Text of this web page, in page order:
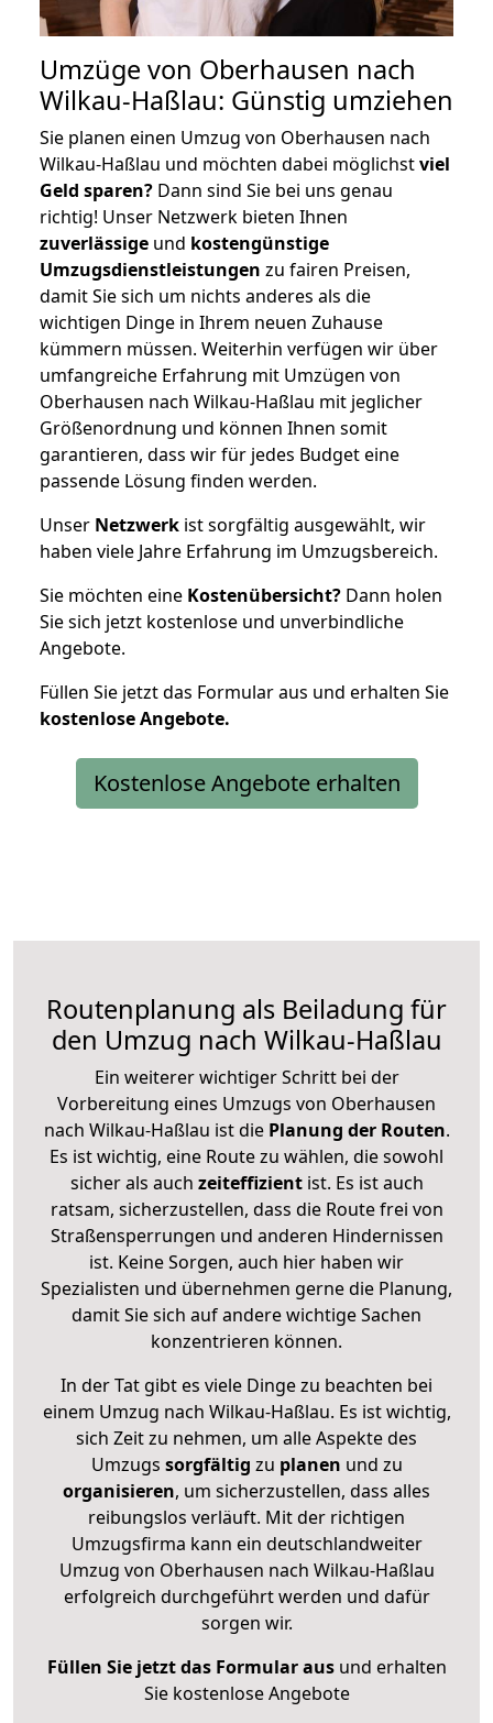
Umzüge von Oberhausen nach
Wilkau-Haßlau: Günstig umziehen
Sie planen einen Umzug von Oberhausen nach
Wilkau-Haßlau und möchten dabei möglichstviel
Geld sparen? Dann sind Sie bei uns genau
richtig! Unser Netzwerk bieten Ihnen
zuverlässige und kostengünstige
Umzugsdienstleistungen zu fairen Preisen,
damit Sie sich um nichts anderes als die
wichtigen Dinge in Ihrem neuen Zuhause
kümmern müssen. Weiterhin verfügen wir über
umfangreiche Erfahrung mit Umzügen von
Oberhausen nach Wilkau-Haßlau mit jeglicher
Größenordnung und können Ihnen somit
garantieren, dass wir für jedes Budget eine
passende Lösung finden werden.
Unser Netzwerk ist sorgfältig ausgewählt, wir
haben viele Jahre Erfahrung im Umzugsbereich.
Sie möchten eine Kostenübersicht? Dann holen
Sie sich jetzt kostenlose und unverbindliche
Angebote.
Füllen Sie jetzt das Formular aus und erhalten Sie
kostenloseAngebote.
Kostenlose Angebote erhalten
Routenplanung als Beiladung für
den Umzug nach Wilkau-Haßlau
Ein weiterer wichtiger Schritt bei der
Vorbereitung eines Umzugs von Oberhausen
nach Wilkau-Haßlau ist diePlanung der Routen.
Es ist wichtig, eine Route zu wählen, die sowohl
sicher als auch zeiteffizientist. Es ist auch
ratsam, sicherzustellen, dass die Route frei von
Straßensperrungen und anderen Hindernissen
ist. Keine Sorgen, auch hier haben wir
Spezialisten und übernehmen gerne die Planung,
damit Sie sich auf andere wichtige Sachen
konzentrieren können.
In der Tat gibt es viele Dinge zu beachten bei
einem Umzug nach Wilkau-Haßlau. Es ist wichtig,
sich Zeit zu nehmen, um alle Aspekte des
Umzugs sorgfältig zu planen und zu
organisieren, um sicherzustellen, dass alles
reibungslos verläuft. Mit der richtigen
Umzugsfirma kann ein deutschlandweiter
Umzug von Oberhausen nach Wilkau-Haßlau
erfolgreich durchgeführt werden und dafür
sorgen wir.
Füllen Sie jetzt das Formular ausund erhalten
Sie kostenlose Angebote